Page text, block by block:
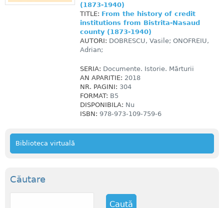
(1873-1940)
TITLE: From the history of credit
institutions from Bistrita-Nasaud
county (1873-1940)
AUTORI: DOBRESCU, Vasile; ONOFREIU,
Adrian;
SERIA: Documente. Istorie. Mărturii
AN APARITIE: 2018
NR. PAGINI: 304
FORMAT: B5
DISPONIBILA: Nu
ISBN: 978-973-109-759-6
Biblioteca virtuală
Căutare
C